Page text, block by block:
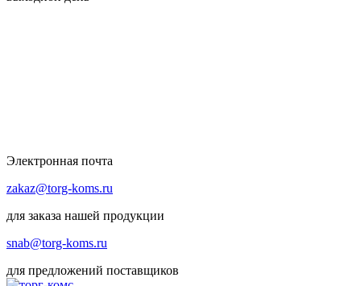
Электронная почта
zakaz@torg-koms.ru
для заказа нашей продукции
snab@torg-koms.ru
для предложений поставщиков